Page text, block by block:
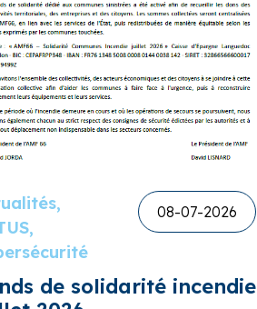
08-07-2026
de solidarité incendie